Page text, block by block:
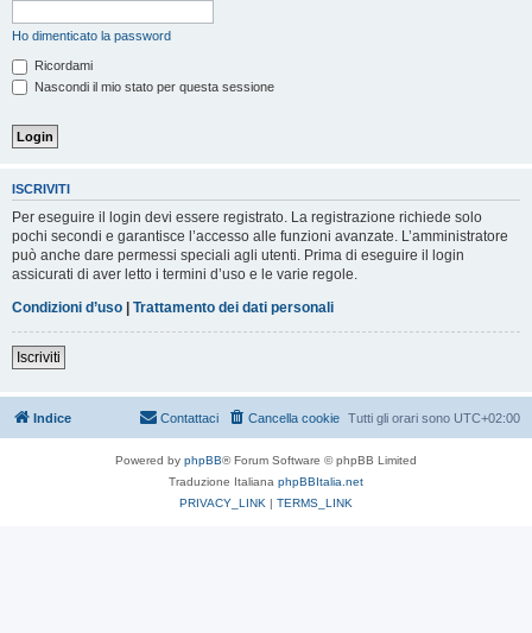
Ho dimenticato la password
Ricordami
Nascondi il mio stato per questa sessione
ISCRIVITI
Per eseguire il login devi essere registrato. La registrazione richiede solo
pochi secondi e garantisce l’accesso alle funzioni avanzate. L’amministratore
può anche dare permessi speciali agli utenti. Prima di eseguire il login
assicurati di aver letto i termini d’uso e le varie regole.
Condizioni d’uso | Trattamento dei dati personali
Iscriviti
Indice Tutti gli orari sono UTC+02:00
Cancella cookie
Contattaci
Powered by phpBB® Forum Software © phpBB Limited
Traduzione Italiana phpBBItalia.net
PRIVACY_LINK | TERMS_LINK